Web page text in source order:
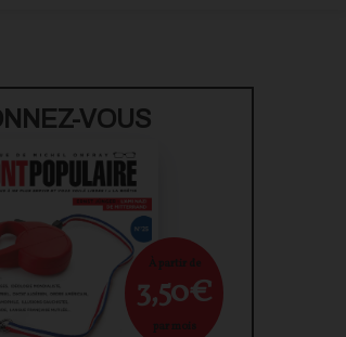
VOUS
À partir de
3,50€
par mois